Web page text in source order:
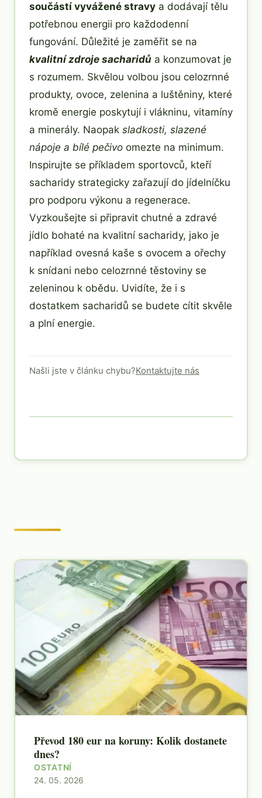
součástí vyvážené stravy a dodávají tělu
potřebnou energii pro každodenní
fungování. Důležité je zaměřit se na
kvalitní zdroje sacharidů a konzumovat je
s rozumem. Skvělou volbou jsou celozrnné
produkty, ovoce, zelenina a luštěniny, které
kromě energie poskytují i vlákninu, vitamíny
a minerály. Naopak sladkosti, slazené
nápoje a bílé pečivo omezte na minimum.
Inspirujte se příkladem sportovců, kteří
sacharidy strategicky zařazují do jídelníčku
pro podporu výkonu a regenerace.
Vyzkoušejte si připravit chutné a zdravé
jídlo bohaté na kvalitní sacharidy, jako je
například ovesná kaše s ovocem a ořechy
k snídani nebo celozrnné těstoviny se
zeleninou k obědu. Uvidíte, že i s
dostatkem sacharidů se budete cítit skvěle
a plní energie.
Našli jste v článku chybu?Kontaktujte nás
Převod 180 eur na koruny: Kolik dostanete
dnes?
OSTATNÍ
24. 05. 2026